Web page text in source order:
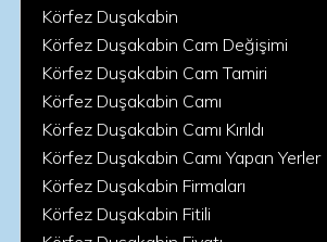
Körfez Duşakabin
Körfez Duşakabin Cam Değişimi
Körfez Duşakabin Cam Tamiri
Körfez Duşakabin Camı
Körfez Duşakabin Camı Kırıldı
Körfez Duşakabin Camı Yapan Yerler
Körfez Duşakabin Firmaları
Körfez Duşakabin Fitili